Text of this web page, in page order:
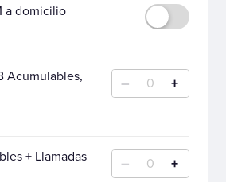
a domicilio
Acumulables,
– 0 +
+ Llamadas
– 0 +